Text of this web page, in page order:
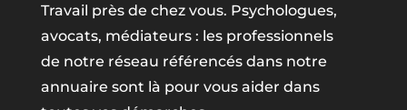
Travail près de chez vous. Psychologues,
avocats, médiateurs : les professionnels
de notre réseau référencés dans notre
annuaire sont là pour vous aider dans